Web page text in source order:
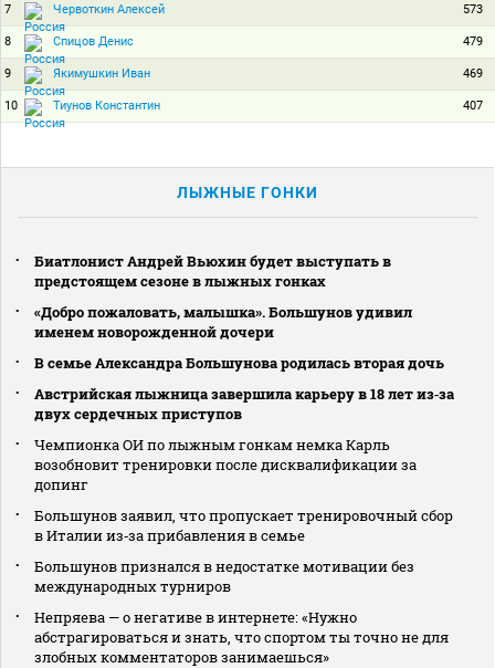
7 Червоткин Алексей 573
8 Спицов Денис 479
9 Якимушкин Иван 469
10 Тиунов Константин 407
ЛЫЖНЫЕ ГОНКИ
Биатлонист Андрей Вьюхин будет выступать в
предстоящем сезоне в лыжных гонках
«Добро пожаловать, малышка». Большунов удивил
именем новорожденной дочери
В семье Александра Большунова родилась вторая дочь
Австрийская лыжница завершила карьеру в 18 лет из‑за
двух сердечных приступов
Чемпионка ОИ по лыжным гонкам немка Карль
возобновит тренировки после дисквалификации за
допинг
Большунов заявил, что пропускает тренировочный сбор
в Италии из‑за прибавления в семье
Большунов признался в недостатке мотивации без
международных турниров
Непряева — о негативе в интернете: «Нужно
абстрагироваться и знать, что спортом ты точно не для
злобных комментаторов занимаешься»